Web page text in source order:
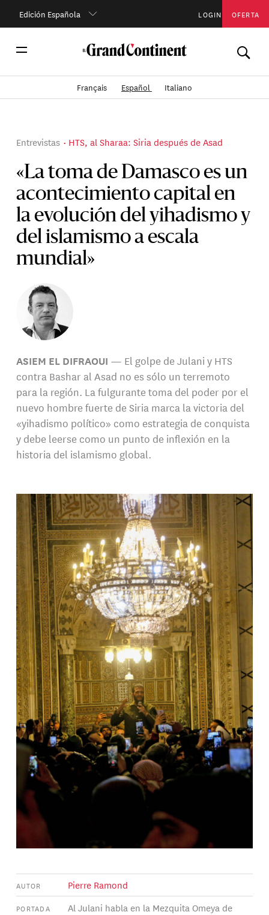
Edición Española LOGIN OFERTA
Français Español Italiano
«La toma de Damasco es un
acontecimiento capital en
la evolución del yihadismo y
del islamismo a escala
mundial»
Entrevistas HTS, al Sharaa: Siria después de Asad
ASIEM EL DIFRAOUI — El golpe de Julani y HTS
contra Bashar al Asad no es sólo un terremoto
para la región. La fulgurante toma del poder por el
nuevo hombre fuerte de Siria marca la victoria del
«yihadismo político» como estrategia de conquista
y debe leerse como un punto de inflexión en la
historia del islamismo global.
AUTOR Pierre Ramond
PORTADA
Al Julani habla en la Mezquita Omeya de